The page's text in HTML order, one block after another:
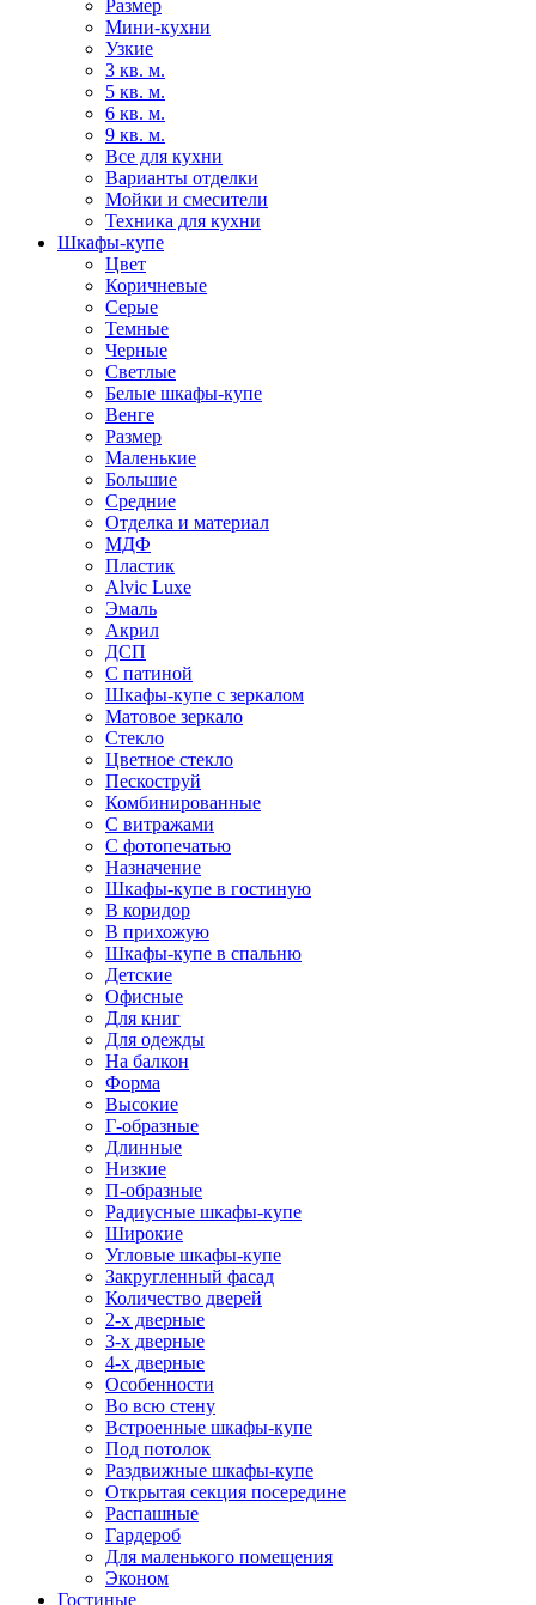
Размер
Мини-кухни
Узкие
3 кв. м.
5 кв. м.
6 кв. м.
9 кв. м.
Все для кухни
Варианты отделки
Мойки и смесители
Техника для кухни
Шкафы-купе
Цвет
Коричневые
Серые
Темные
Черные
Светлые
Белые шкафы-купе
Венге
Размер
Маленькие
Большие
Средние
Отделка и материал
МДФ
Пластик
Alvic Luxe
Эмаль
Акрил
ДСП
С патиной
Шкафы-купе с зеркалом
Матовое зеркало
Стекло
Цветное стекло
Пескоструй
Комбинированные
С витражами
С фотопечатью
Назначение
Шкафы-купе в гостиную
В коридор
В прихожую
Шкафы-купе в спальню
Детские
Офисные
Для книг
Для одежды
На балкон
Форма
Высокие
Г-образные
Длинные
Низкие
П-образные
Радиусные шкафы-купе
Широкие
Угловые шкафы-купе
Закругленный фасад
Количество дверей
2-х дверные
3-х дверные
4-х дверные
Особенности
Во всю стену
Встроенные шкафы-купе
Под потолок
Раздвижные шкафы-купе
Открытая секция посередине
Распашные
Гардероб
Для маленького помещения
Эконом
Гостиные